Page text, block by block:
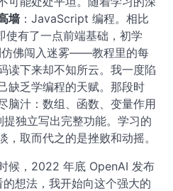
墙：JavaScript 编程。相比
有了一点前端基础，初学
佛闯入迷雾——教程里的每
读下来却不知所云。我一度陷
缺乏学编程的天赋。那段时
脑汁：数组、函数、变量作用
独立写出完整功能。学习的
，取而代之的是挫败和动摇。
候，2022 年底 OpenAI 发布
想法，我开始向这个强大的